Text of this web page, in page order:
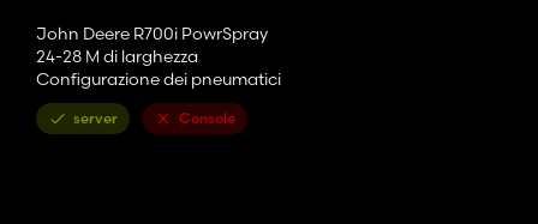
John Deere R700i PowrSpray
24-28 M di larghezza
Configurazione dei pneumatici
server Console